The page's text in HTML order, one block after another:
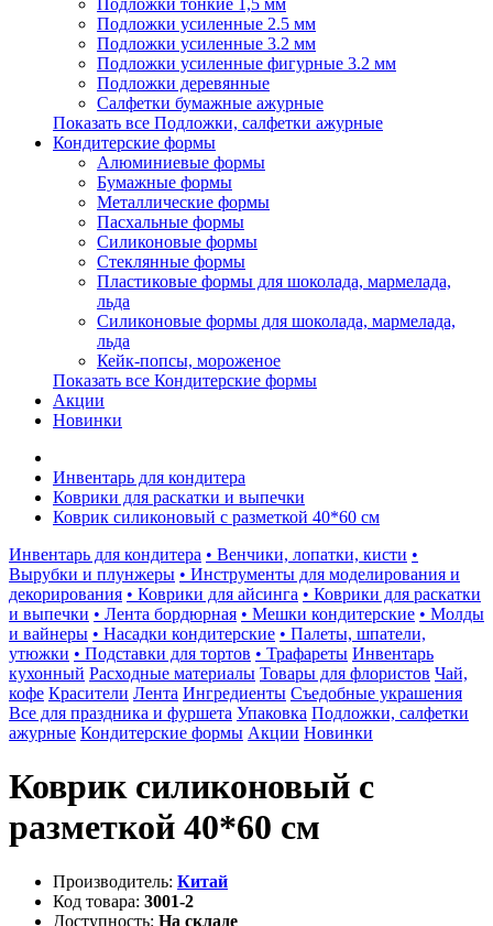
Подложки тонкие 1,5 мм
Подложки усиленные 2.5 мм
Подложки усиленные 3.2 мм
Подложки усиленные фигурные 3.2 мм
Подложки деревянные
Салфетки бумажные ажурные
Показать все Подложки, салфетки ажурные
Кондитерские формы
Алюминиевые формы
Бумажные формы
Металлические формы
Пасхальные формы
Силиконовые формы
Стеклянные формы
Пластиковые формы для шоколада, мармелада,
льда
Силиконовые формы для шоколада, мармелада,
льда
Кейк-попсы, мороженое
Показать все Кондитерские формы
Акции
Новинки
Инвентарь для кондитера
Коврики для раскатки и выпечки
Коврик силиконовый с разметкой 40*60 см
Инвентарь для кондитера • Венчики, лопатки, кисти •
Вырубки и плунжеры • Инструменты для моделирования и
декорирования • Коврики для айсинга • Коврики для раскатки
и выпечки • Лента бордюрная • Мешки кондитерские • Молды
и вайнеры • Насадки кондитерские • Палеты, шпатели,
утюжки • Подставки для тортов • Трафареты Инвентарь
кухонный Расходные материалы Товары для флористов Чай,
кофе Красители Лента Ингредиенты Съедобные украшения
Все для праздника и фуршета Упаковка Подложки, салфетки
ажурные Кондитерские формы Акции Новинки
Коврик силиконовый с
разметкой 40*60 см
Производитель: Китай
Код товара: 3001-2
Доступность: На складе